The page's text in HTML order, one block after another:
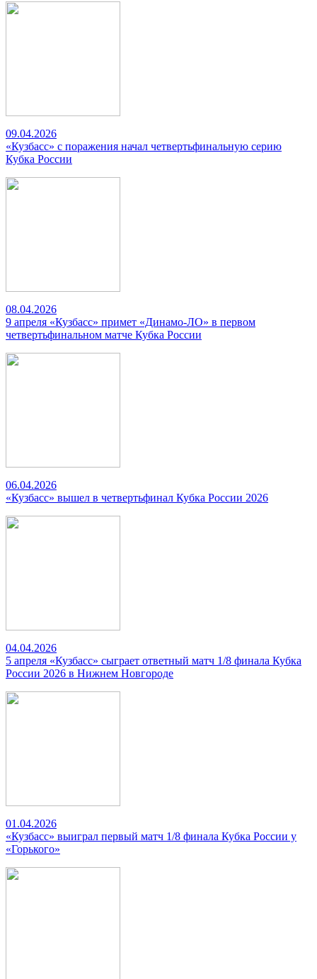
09.04.2026
«Кузбасс» с поражения начал четвертьфинальную серию
Кубка России
08.04.2026
9 апреля «Кузбасс» примет «Динамо-ЛО» в первом
четвертьфинальном матче Кубка России
06.04.2026
«Кузбасс» вышел в четвертьфинал Кубка России 2026
04.04.2026
5 апреля «Кузбасс» сыграет ответный матч 1/8 финала Кубка
России 2026 в Нижнем Новгороде
01.04.2026
«Кузбасс» выиграл первый матч 1/8 финала Кубка России у
«Горького»